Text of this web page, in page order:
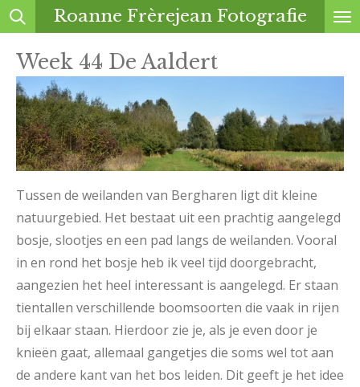
Ga
naar
de
hoofdinhoud
Roanne Frèrejean Fotografie
Week 44 De Aaldert
Tussen de weilanden van Bergharen ligt dit kleine
natuurgebied. Het bestaat uit een prachtig aangelegd
bosje, slootjes en een pad langs de weilanden. Vooral
in en rond het bosje heb ik veel tijd doorgebracht,
aangezien het heel interessant is aangelegd. Er staan
tientallen verschillende boomsoorten die vaak in rijen
bij elkaar staan. Hierdoor zie je, als je even door je
knieën gaat, allemaal gangetjes die soms wel tot aan
de andere kant van het bos leiden. Dit geeft je het idee